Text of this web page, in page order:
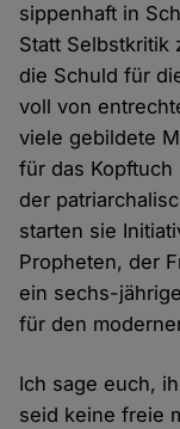
sippenhaft in
Statt Selbstkritik
die Schuld für
voll von
viele gebildete
für das Kopftuch
der
starten sie
Propheten, der
ein sechs-
für den
Ich sage euch,
seid keine freie